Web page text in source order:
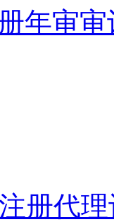
年审
册代